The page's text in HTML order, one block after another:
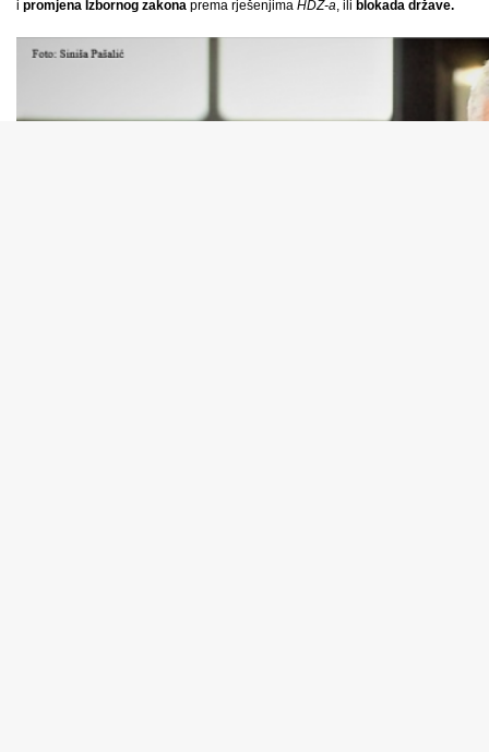
i promjena Izbornog zakona prema rješenjima HDZ-a, ili blokada države.